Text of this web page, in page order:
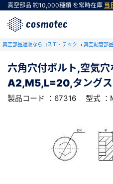
真空部品 約10,000種類 を常時在庫 当
真空部品通販ならコスモ・テック 真空配管部品
六角穴付ボルト,空気穴
A2,M5,L=20,タングス
製品コード ：67316 型式
RoHS2適合報告
下記製品のRoHS2適合報告書
六角穴付ボルト,空気穴なし
A2,M5,L=20,タングステ
型式 ：MC-520-NW 製品コー
会社・学校・研究機関名 必須
会員登録がお
会員登録をすれば、便利